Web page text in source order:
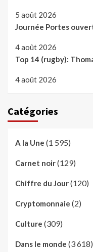
5 août 2026
Journée Portes
4 août 2026
Top 14 (rugby):
4 août 2026
Catégories
A la Une (1 595)
Carnet noir(129)
Chiffre du Jour(120)
Cryptomonnaie (2)
Culture (309)
Dans le monde (3 618)